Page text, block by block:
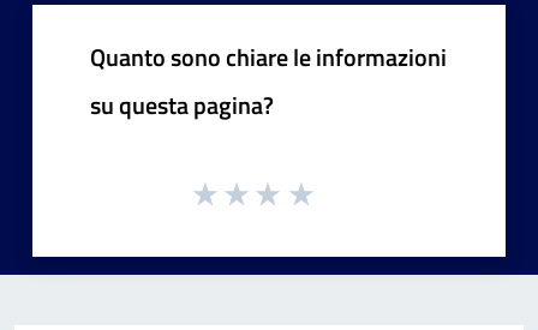
Quanto sono chiare le informazioni
su questa pagina?